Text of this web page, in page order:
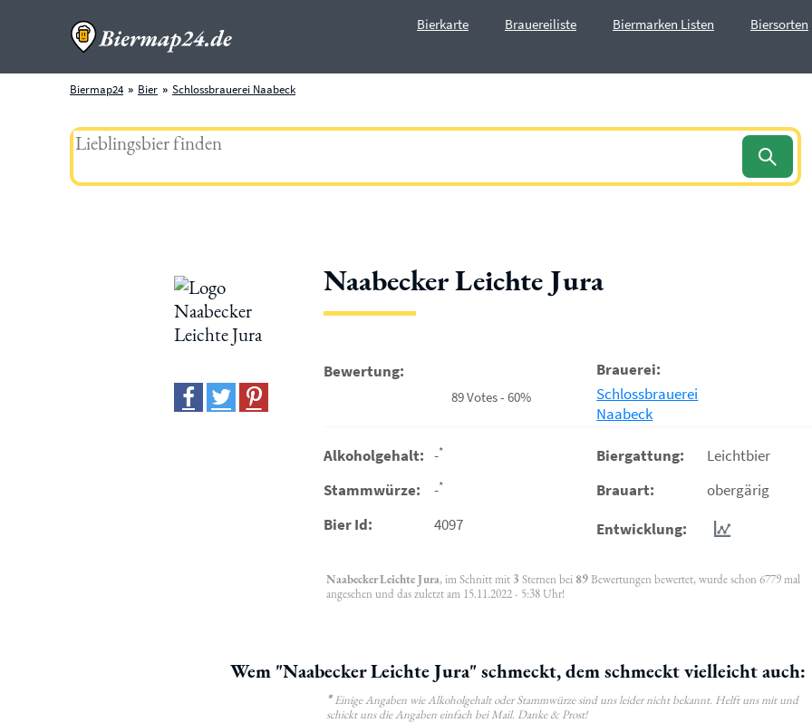
Bierkarte Brauereiliste Biermarken Listen Biersorten
Biermap24 Bier Schlossbrauerei Naabeck
Naabecker Leichte Jura
Bewertung:
89 Votes - 60%
Brauerei:
Schlossbrauerei
Naabeck
Alkoholgehalt: -*
Stammwürze: -*
Bier Id: 4097
Biergattung:
Leichtbier
Brauart:
obergärig
Entwicklung:
Naabecker Leichte Jura, im Schnitt mit 3 Sternen bei 89Bewertungen bewertet, wurde schon 6779 mal
angesehen und das zuletzt am 15.11.2022 - 5:38 Uhr!
Wem "Naabecker Leichte Jura" schmeckt, dem schmeckt vielleicht auch:
*Einige Angaben wie Alkoholgehalt oder Stammwürze sind uns leider nicht bekannt. Helft uns mit und
schickt uns die Angaben einfach bei Mail. Danke & Prost!